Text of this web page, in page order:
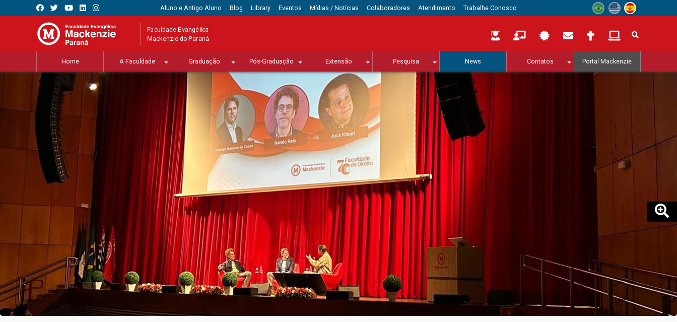
Aluno e Antigo Aluno Blog Library Eventos Mídias / Notícias Colaboradores Atendimento Trabalhe Conosco
Faculdade Evangélica
Mackenzie do Paraná
Home A Faculdade Graduação Pós-Graduação Extensão Pesquisa News Contatos Portal Mackenzie